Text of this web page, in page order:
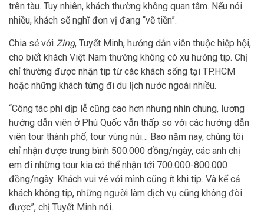
trên tàu. Tuy nhiên, khách thường không quan tâm. Nếu nói
nhiều, khách sẽ nghĩ đơn vị đang “vẽ tiền”.
Chia sẻ với Zing, Tuyết Minh, hướng dẫn viên thuộc hiệp hội,
cho biết khách Việt Nam thường không có xu hướng tip. Chị
chỉ thường được nhận tip từ các khách sống tại TP.HCM
hoặc những khách từng đi du lịch nước ngoài nhiều.
“Công tác phí dịp lễ cũng cao hơn nhưng nhìn chung, lương
hướng dẫn viên ở Phú Quốc vẫn thấp so với các hướng dẫn
viên tour thành phố, tour vùng núi… Bao năm nay, chúng tôi
chỉ nhận được trung bình 500.000 đồng/ngày, các anh chị
em đi những tour kia có thể nhận tới 700.000-800.000
đồng/ngày. Khách vui vẻ với mình cũng ít khi tip. Và kể cả
khách không tip, những người làm dịch vụ cũng không đòi
được”, chị Tuyết Minh nói.